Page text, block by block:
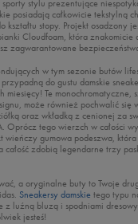
stylu prezentujące
posiadają całkowicie tekstylną
kształtu stopy. Projekt osadzony
Cloudfoam, która znakomicie
zagwarantowane
w tym sezonie butów
do gustu damskie
miesięcy! Te monochromatyczne,
może również pochwalić się
oraz wkładką z cenionej za
Oprócz tego wierzch w całości
wieńczy gumowa podeszwa,
całość zdobią legendarne trzy
a oryginalne buty to Twoje
Sneakersy damskie tego typu
z luźną bluzą i spodniami
jesteś!